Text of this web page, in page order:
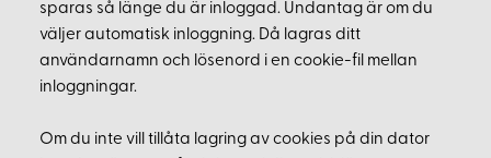
sparas så länge du är inloggad. Undantag är om du
väljer automatisk inloggning. Då lagras ditt
användarnamn och lösenord i en cookie-fil mellan
inloggningar.
Om du inte vill tillåta lagring av cookies på din dator